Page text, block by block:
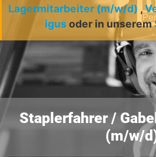
Lagermitarbeiter (m/w/d) ,
igusoder in unserem
Staplerfahrer /
(m/w/